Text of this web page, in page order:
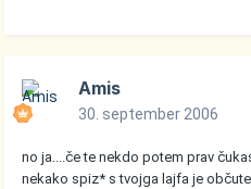
Amis
30. september 2006
no ja....če te nekdo potem prav
nekako spiz* s tvojga lajfa je